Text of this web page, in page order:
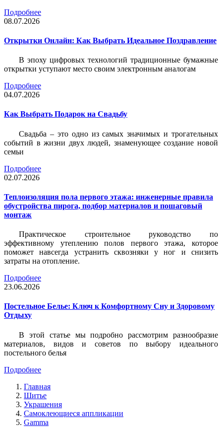
Подробнее
08.07.2026
Открытки Онлайн: Как Выбрать Идеальное Поздравление
В эпоху цифровых технологий традиционные бумажные
открытки уступают место своим электронным аналогам
Подробнее
04.07.2026
Как Выбрать Подарок на Свадьбу
Свадьба – это одно из самых значимых и трогательных
событий в жизни двух людей, знаменующее создание новой
семьи
Подробнее
02.07.2026
Теплоизоляция пола первого этажа: инженерные правила
обустройства пирога, подбор материалов и пошаговый
монтаж
Практическое строительное руководство по
эффективному утеплению полов первого этажа, которое
поможет навсегда устранить сквозняки у ног и снизить
затраты на отопление.
Подробнее
23.06.2026
Постельное Белье: Ключ к Комфортному Сну и Здоровому
Отдыху
В этой статье мы подробно рассмотрим разнообразие
материалов, видов и советов по выбору идеального
постельного белья
Подробнее
Главная
Шитье
Украшения
Самоклеющиеся аппликации
Gamma